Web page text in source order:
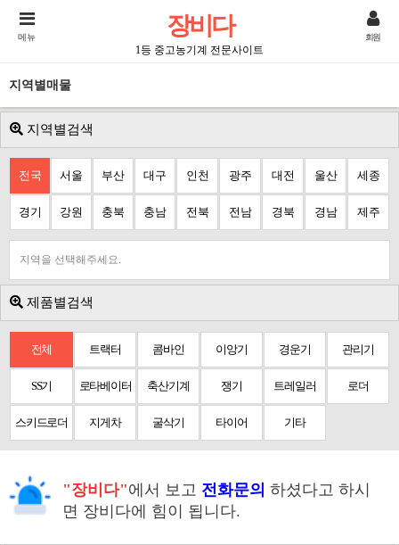
장비다
1등 중고농기계 전문사이트
메뉴 회원
지역별매물
지역별검색
전국 서울 부산 대구 인천 광주 대전 울산 세종
경기 강원 충북 충남 전북 전남 경북 경남 제주
지역을 선택해주세요.
제품별검색
전체 트랙터 콤바인 이앙기 경운기 관리기
SS기 로타베이터 축산기계 쟁기 트레일러 로더
스키드로더 지게차 굴삭기 타이어 기타
"장비다"에서 보고 전화문의 하셨다고 하시
면 장비다에 힘이 됩니다.